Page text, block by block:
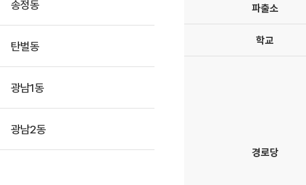
송정동
탄벌동
광남1동
광남2동
파출소
학교
경로당